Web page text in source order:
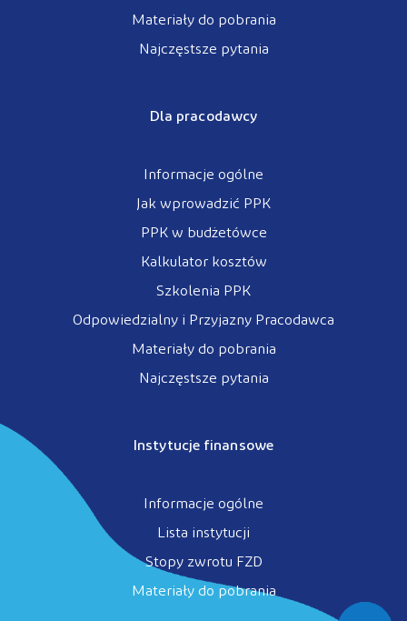
Materiały do pobrania
Najczęstsze pytania
Dla pracodawcy
Informacje ogólne
Jak wprowadzić PPK
PPK w budżetówce
Kalkulator kosztów
Szkolenia PPK
Odpowiedzialny i Przyjazny Pracodawca
Materiały do pobrania
Najczęstsze pytania
Instytucje finansowe
Informacje ogólne
Lista instytucji
Stopy zwrotu FZD
Materiały do pobrania